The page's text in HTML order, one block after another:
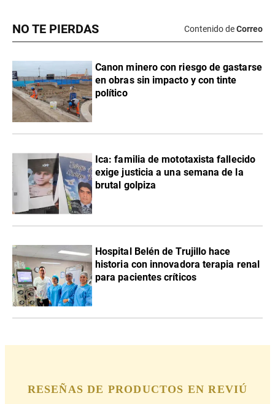
NO TE PIERDAS Contenido deCorreo
Canon minero con riesgo de gastarse
en obras sin impacto y con tinte
político
Ica: familia de mototaxista fallecido
exige justicia a una semana de la
brutal golpiza
Hospital Belén de Trujillo hace
historia con innovadora terapia renal
para pacientes críticos